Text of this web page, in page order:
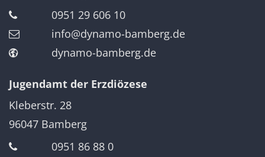
0951 29 606 10
info@dynamo-bamberg.de
dynamo-bamberg.de
Jugendamt der Erzdiözese
Kleberstr. 28
96047 Bamberg
0951 86 88 0